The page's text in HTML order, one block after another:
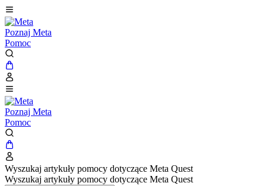
Poznaj Meta
Pomoc
Poznaj Meta
Pomoc
Wyszukaj artykuły pomocy dotyczące Meta Quest
Wyszukaj artykuły pomocy dotyczące Meta Quest